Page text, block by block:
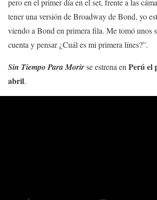
pero en el primer día en el set, frente a las
tener una versión de Broadway de Bond, yo
viendo a Bond en primera fila. Me tomó unos
cuenta y pensar ¿Cuál es mi primera línes?”.
Sin Tiempo Para Morirse estrena en Perú el
abril.